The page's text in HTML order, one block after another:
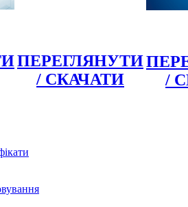
ПЕРЕГЛЯНУТИ
/ СКАЧАТИ
/